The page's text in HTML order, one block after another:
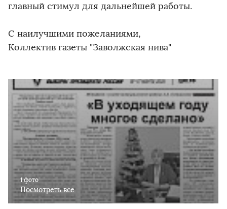
главный стимул для дальнейшей работы.
С наилучшими пожеланиями,
Коллектив газеты "Заволжская нива"
1 фото
Посмотреть все